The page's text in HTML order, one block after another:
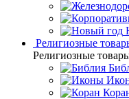
Религиозные
Религиозные